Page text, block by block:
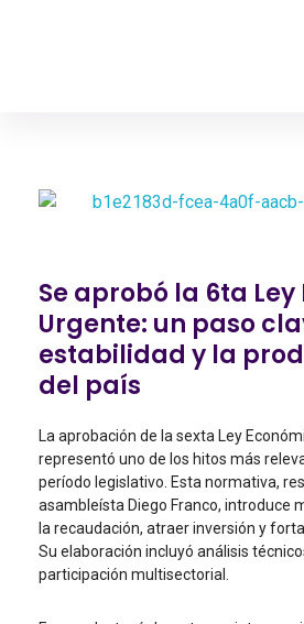
Se aprobó la 6ta
Urgente: un paso
estabilidad y la
del país
La aprobación de la sexta Ley
representó uno de los hitos más
período legislativo. Esta normativa,
asambleísta Diego Franco, introduce
la recaudación, atraer inversión y
Su elaboración incluyó análisis
participación multisectorial.